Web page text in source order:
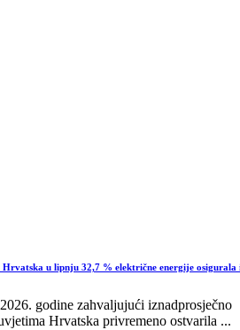
u lipnju 32,7 % električne energije osigurala
godine zahvaljujući iznadprosječno
Hrvatska privremeno ostvarila ...